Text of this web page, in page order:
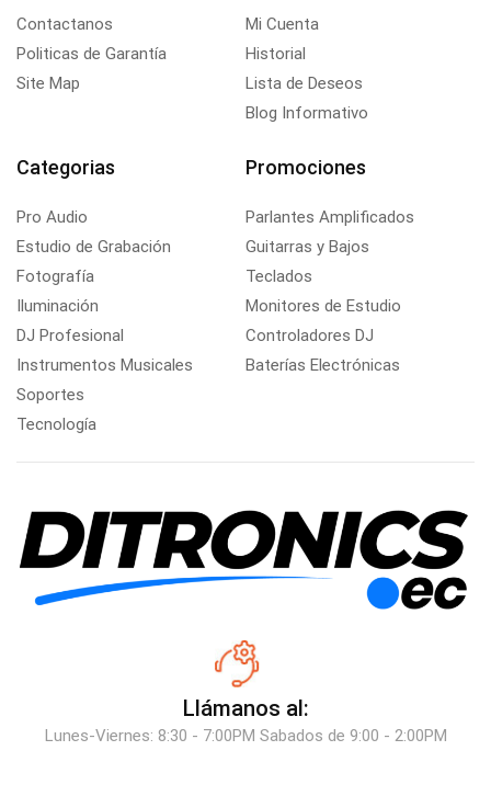
Contactanos
Politicas de Garantía
Site Map
Mi Cuenta
Historial
Lista de Deseos
Blog Informativo
Categorias
Pro Audio
Estudio de Grabación
Fotografía
Iluminación
DJ Profesional
Instrumentos Musicales
Soportes
Tecnología
Promociones
Parlantes Amplificados
Guitarras y Bajos
Teclados
Monitores de Estudio
Controladores DJ
Baterías Electrónicas
Llámanos al:
Lunes-Viernes: 8:30 - 7:00PM Sabados de 9:00 - 2:00PM